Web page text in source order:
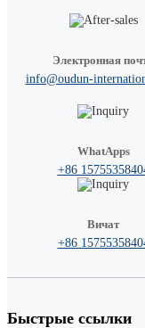
Электронная
info@oudun-
WhatApps
+86
Вичат
+86
Быстрые ссылки